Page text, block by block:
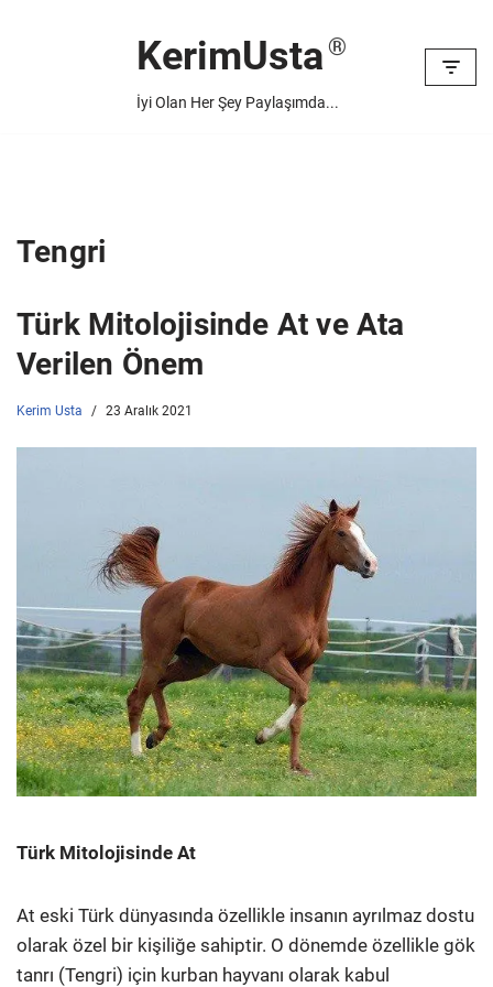
KerimUsta
İyi Olan Her Şey Paylaşımda...
Tengri
Türk Mitolojisinde At ve Ata
Verilen Önem
Kerim Usta 23 Aralık 2021
Türk Mitolojisinde At
At eski Türk dünyasında özellikle insanın ayrılmaz dostu
olarak özel bir kişiliğe sahiptir. O dönemde özellikle gök
tanrı (Tengri) için kurban hayvanı olarak kabul